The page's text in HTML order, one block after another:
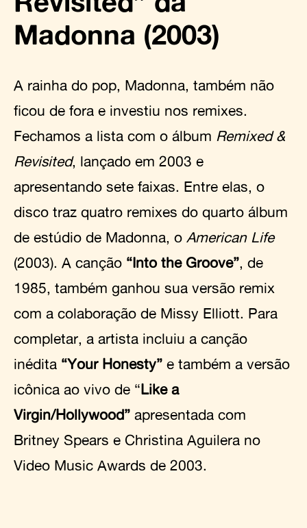
Madonna (2003)
A rainha do pop, Madonna, também não
ficou de fora e investiu nos remixes.
Fechamos a lista com o álbum Remixed &
Revisited, lançado em 2003 e
apresentando sete faixas. Entre elas, o
disco traz quatro remixes do quarto álbum
de estúdio de Madonna, o American Life
(2003). A canção “Into the Groove”, de
1985, também ganhou sua versão remix
com a colaboração de Missy Elliott. Para
completar, a artista incluiu a canção
inédita “Your Honesty” e também a versão
icônica ao vivo de “Like a
Virgin/Hollywood” apresentada com
Britney Spears e Christina Aguilera no
Video Music Awards de 2003.